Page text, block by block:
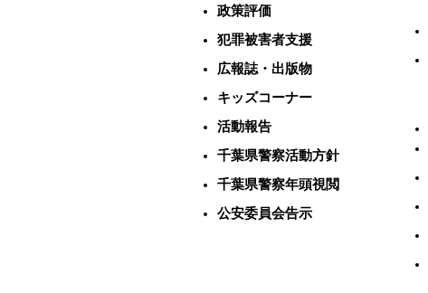
政策評価
犯罪被害者支援
広報誌・出版物
キッズコーナー
活動報告
千葉県警察活動方針
千葉県警察年頭視閲
公安委員会告示